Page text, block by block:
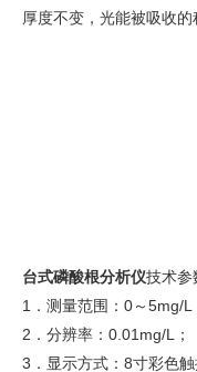
厚度不变，光能被吸收
台式磷酸根分析仪技术参
1．测量范围：0～5mg/
2．分辨率：0.01mg/L；
3．显示方式：8寸彩色